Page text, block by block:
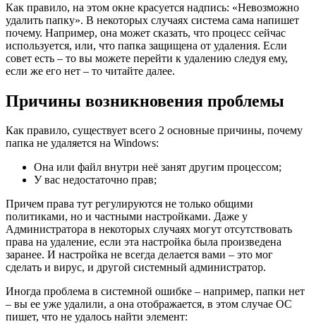
Как правило, на этом окне красуется надпись: «Невозможно
удалить папку». В некоторых случаях система сама напишет
почему. Например, она может сказать, что процесс сейчас
используется, или, что папка защищена от удаления. Если
совет есть – то вы можете перейти к удалению следуя ему,
если же его нет – то читайте далее.
Причины возникновения проблемы
Как правило, существует всего 2 основные причины, почему
папка не удаляется на Windows:
Она или файл внутри неё занят другим процессом;
У вас недостаточно прав;
Причем права тут регулируются не только общими
политиками, но и частными настройками. Даже у
Администратора в некоторых случаях могут отсутствовать
права на удаление, если эта настройка была произведена
заранее. И настройка не всегда делается вами – это мог
сделать и вирус, и другой системный администратор.
Иногда проблема в системной ошибке – например, папки нет
– вы ее уже удалили, а она отображается, в этом случае ОС
пишет, что не удалось найти элемент: